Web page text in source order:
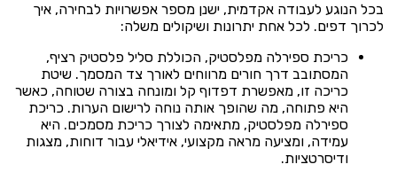
בכל הנוגע לעבודה אקדמית, ישנן מספר אפשרויות לבחירה, איך
לכרוך דפים. לכל אחת יתרונות ושיקולים משלה:
כריכת ספירלה מפלסטיק, הכוללת סליל פלסטיק רציף,
המסתובב דרך חורים מרווחים לאורך צד המסמך. שיטת
כריכה זו, מאפשרת דפדוף קל ומונחה בצורה שטוחה, כאשר
היא פתוחה, מה שהופך אותה נוחה לרישום הערות. כריכת
ספירלה מפלסטיק, מתאימה לצורך כריכת מסמכים. היא
עמידה, ומציעה מראה מקצועי, אידיאלי עבור דוחות, מצגות
ודיסרטציות.